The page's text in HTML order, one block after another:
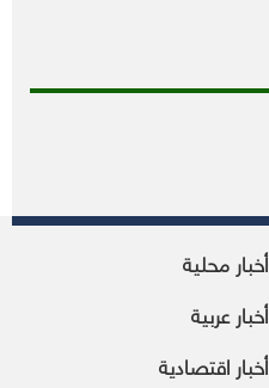
أخبار محلية
أخبار عربية
أخبار اقتصادية